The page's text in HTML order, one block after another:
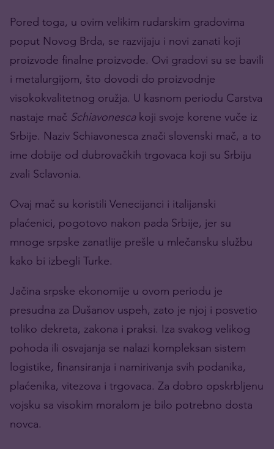
Pored toga, u ovim velikim rudarskim gradovima
poput Novog Brda, se razvijaju i novi zanati koji
proizvode finalne proizvode. Ovi gradovi su se bavili
i metalurgijom, što dovodi do proizvodnje
visokokvalitetnog oružja. U kasnom periodu Carstva
nastaje mač Schiavonesca koji svoje korene vuče iz
Srbije. Naziv Schiavonesca znači slovenski mač, a to
ime dobije od dubrovačkih trgovaca koji su Srbiju
zvali Sclavonia.
Ovaj mač su koristili Venecijanci i italijanski
plaćenici, pogotovo nakon pada Srbije, jer su
mnoge srpske zanatlije prešle u mlečansku službu
kako bi izbegli Turke.
Jačina srpske ekonomije u ovom periodu je
presudna za Dušanov uspeh, zato je njoj i posvetio
toliko dekreta, zakona i praksi. Iza svakog velikog
pohoda ili osvajanja se nalazi kompleksan sistem
logistike, finansiranja i namirivanja svih podanika,
plaćenika, vitezova i trgovaca. Za dobro opskrbljenu
vojsku sa visokim moralom je bilo potrebno dosta
novca.